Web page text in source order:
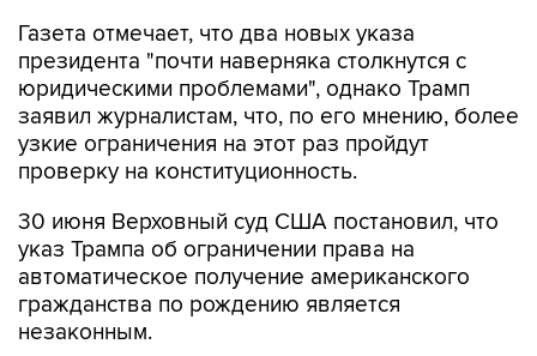
Газета отмечает, что два новых указа
президента "почти наверняка столкнутся с
юридическими проблемами", однако Трамп
заявил журналистам, что, по его мнению, более
узкие ограничения на этот раз пройдут
проверку на конституционность.
30 июня Верховный суд США постановил, что
указ Трампа об ограничении права на
автоматическое получение американского
гражданства по рождению является
незаконным.